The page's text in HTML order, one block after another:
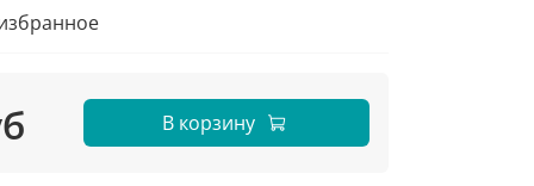
В корзину